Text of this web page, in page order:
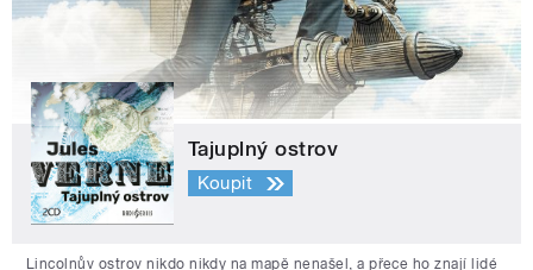
Tajuplný ostrov
Koupit
Lincolnův ostrov nikdo nikdy na mapě nenašel, a přece ho znají lidé